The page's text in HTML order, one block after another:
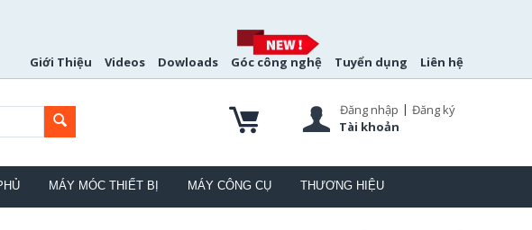
Giới Thiệu Videos Dowloads Góc công nghệ Tuyển dụng Liên hệ
Đăng nhập | Đăng ký
Tài khoản
MÁY MÓC THIẾT BỊ MÁY CÔNG CỤ THƯƠNG HIỆU